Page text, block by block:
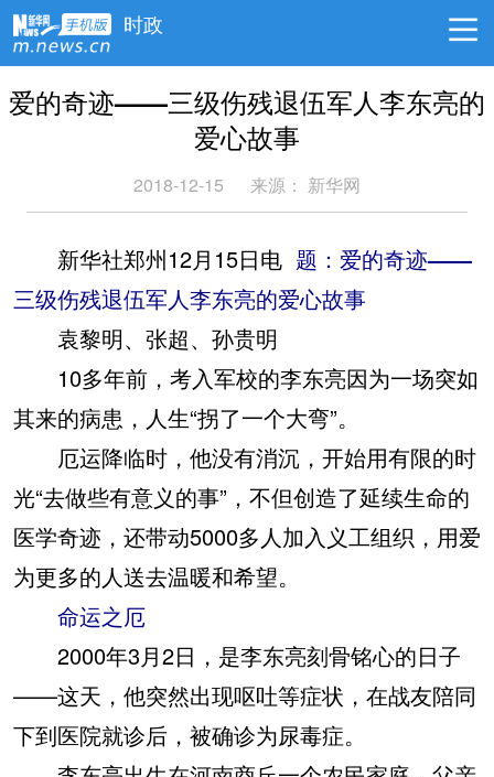
时政
爱的奇迹——三级伤残退伍军人李东亮的
爱心故事
2018-12-15 来源： 新华网
新华社郑州12月15日电 题：爱的奇迹——
三级伤残退伍军人李东亮的爱心故事
袁黎明、张超、孙贵明
10多年前，考入军校的李东亮因为一场突如
其来的病患，人生“拐了一个大弯”。
厄运降临时，他没有消沉，开始用有限的时
光“去做些有意义的事”，不但创造了延续生命的
医学奇迹，还带动5000多人加入义工组织，用爱
为更多的人送去温暖和希望。
命运之厄
2000年3月2日，是李东亮刻骨铭心的日子
——这天，他突然出现呕吐等症状，在战友陪同
下到医院就诊后，被确诊为尿毒症。